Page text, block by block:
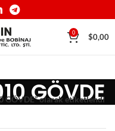
0 $0,00
GÖVDE
GÖVDE” olarak etiketlendi